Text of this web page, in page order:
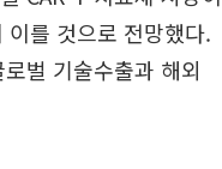
를 것으로 전망했다.
벌 기술수출과 해외